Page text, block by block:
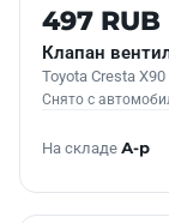
Б/У В НАЛИЧИИ
497 RUB
Клапан
Toyota Cresta X90
Снято с
На складе А-р